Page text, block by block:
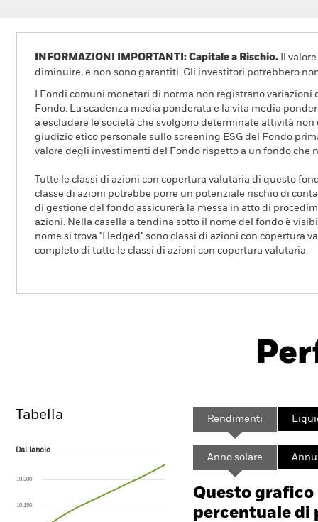
INFORMAZIONI IMPORTANTI: Capitale a Rischio. Il
diminuire, e non sono garantiti. Gli investitori potrebbero
I Fondi comuni monetari di norma non registrano
Fondo. La scadenza media ponderata e la vita media
a escludere le società che svolgono determinate attività
giudizio etico personale sullo screening ESG del Fondo
valore degli investimenti del Fondo rispetto a un fondo che
Tutte le classi di azioni con copertura valutaria di questo
classe di azioni potrebbe porre un potenziale rischio di
di gestione del fondo assicurerà la messa in atto di
azioni. Nella casella a tendina sotto il nome del fondo è
nome si trova "Hedged" sono classi di azioni con copertura
completo di tutte le classi di azioni con copertura valutaria.
Rendimento
Tabella
Dal lancio
The chart has 1 X axis displaying Time. Range: 2024-11-18 00:00:00 to
The chart has 1 Y axis displaying values. Range: 0 to 4.5.
Dal lancio
10.150
10.300
Rendimenti
Anno solare
Questo
percentuale di